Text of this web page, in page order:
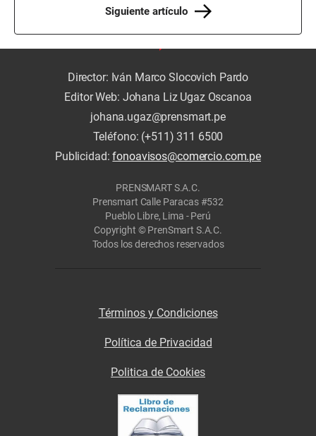
Siguiente artículo
Director: Iván Marco Slocovich Pardo
Editor Web: Johana Liz Ugaz Oscanoa
johana.ugaz@prensmart.pe
Teléfono: (+511) 311 6500
Publicidad:fonoavisos@comercio.com.pe
PRENSMART S.A.C.
Prensmart Calle Paracas #532
Pueblo Libre, Lima - Perú
Copyright © PrenSmart S.A.C.
Todos los derechos reservados
Términos y Condiciones
Política de Privacidad
Politica de Cookies